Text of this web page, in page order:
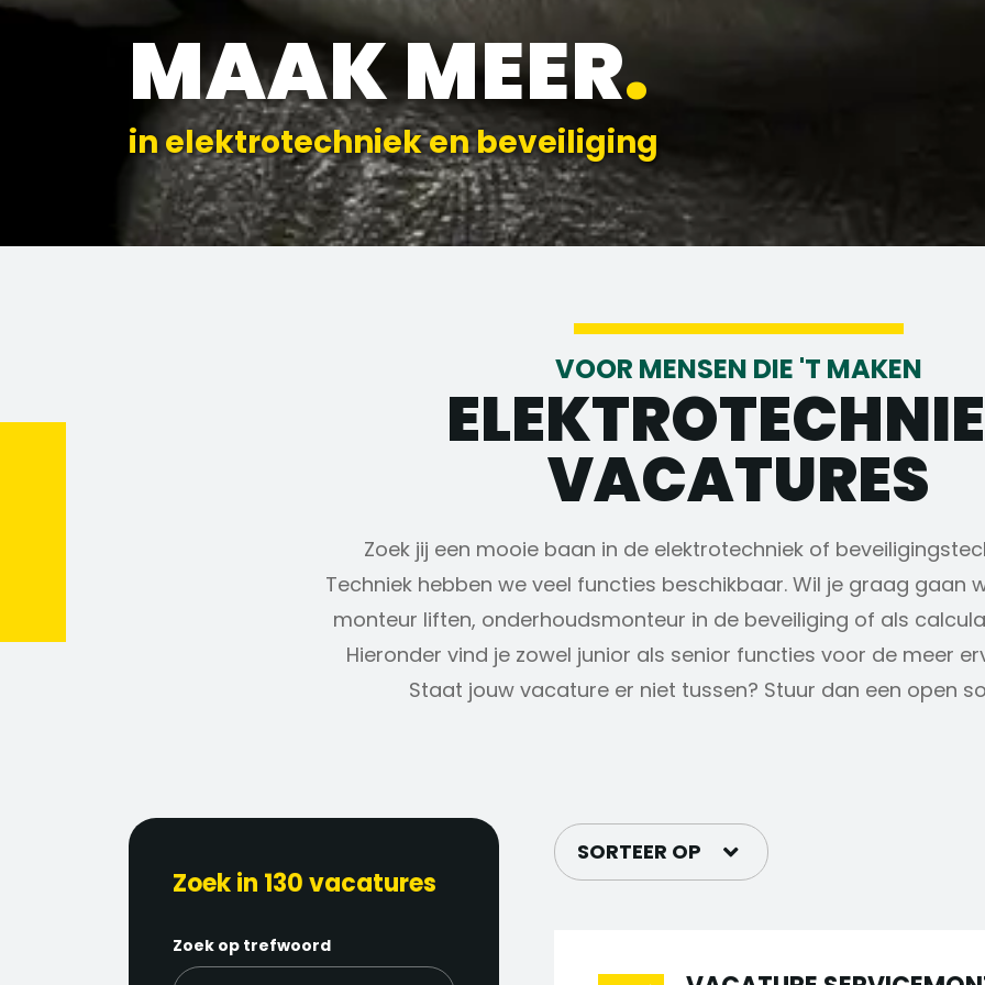
MAAK MEER.
in elektrotechniek en beveiliging
VOOR MENSEN DIE 'T MAKEN
VACATURES
Zoek jij een mooie baan in de elektrotechniek of
Techniek hebben we veel functies beschikbaar. Wil je graag gaan
monteur liften, onderhoudsmonteur in de beveiliging of als
Hieronder vind je zowel junior als senior functies voor de meer
Staat jouw vacature er niet tussen? Stuur dan een open
Zoek in 130 vacatures
Zoek op trefwoord
SORTEER OP